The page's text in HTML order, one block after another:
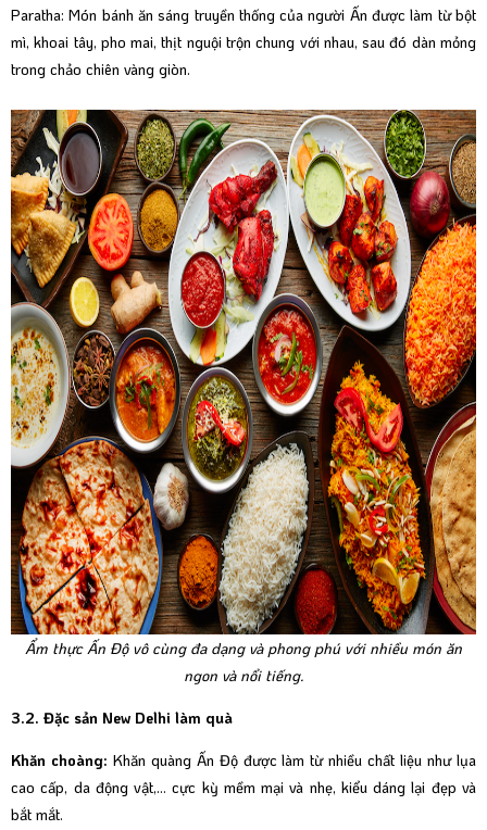
Paratha: Món bánh ăn sáng truyền thống của người Ấn được làm từ bột
mì, khoai tây, pho mai, thịt nguội trộn chung với nhau, sau đó dàn mỏng
trong chảo chiên vàng giòn.
Ẩm thực Ấn Độ vô cùng đa dạng và phong phú với nhiều món ăn
ngon và nổi tiếng.
3.2. Đặc sản New Delhi làm quà
Khăn choàng: Khăn quàng Ấn Độ được làm từ nhiều chất liệu như lụa
cao cấp, da động vật,… cực kỳ mềm mại và nhẹ, kiểu dáng lại đẹp và
bắt mắt.